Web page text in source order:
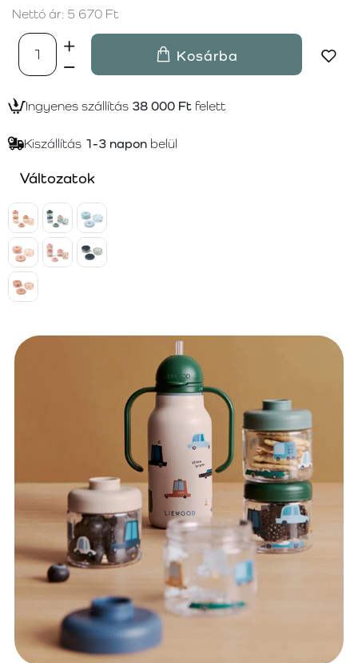
Nettó ár: 5 670 Ft
Kosárba
Ingyenes szállítás 38 000 Ft felett
Kiszállítás 1-3 napon belül
Változatok